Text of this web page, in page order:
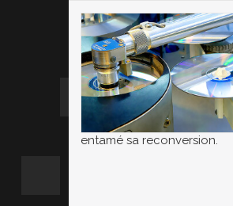
entamé sa reconversion.